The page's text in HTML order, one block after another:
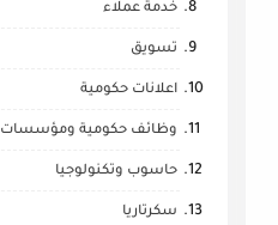
خدمة عملاء
تسويق
اعلانات حكومية
وظائف حكومية ومؤسسات
حاسوب وتكنولوجيا
سكرتاريا